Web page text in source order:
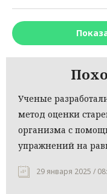
Ученые
метод оценки
организма с
упражнений на
29 января 2025 /